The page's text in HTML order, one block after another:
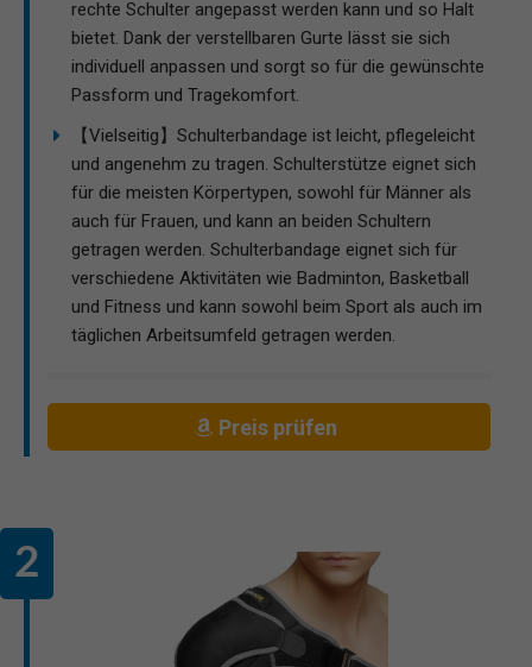
rechte Schulter angepasst werden kann und so Halt
bietet. Dank der verstellbaren Gurte lässt sie sich
individuell anpassen und sorgt so für die gewünschte
Passform und Tragekomfort.
【Vielseitig】Schulterbandage ist leicht, pflegeleicht
und angenehm zu tragen. Schulterstütze eignet sich
für die meisten Körpertypen, sowohl für Männer als
auch für Frauen, und kann an beiden Schultern
getragen werden. Schulterbandage eignet sich für
verschiedene Aktivitäten wie Badminton, Basketball
und Fitness und kann sowohl beim Sport als auch im
täglichen Arbeitsumfeld getragen werden.
Preis prüfen